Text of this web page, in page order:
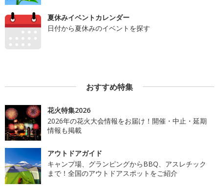
夏休みイベントカレンダー
日付から夏休みのイベントを探す
おすすめ特集
花火特集2026
2026年の花火大会情報をお届け！開催・中止・延期
情報も掲載
アウトドアガイド
キャンプ場、グランピングからBBQ、アスレチック
まで！全国のアウトドアスポットをご紹介